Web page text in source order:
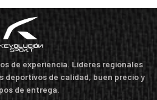
de experiencia. Líderes regionales
deportivos de calidad, buen precio y
de entrega.